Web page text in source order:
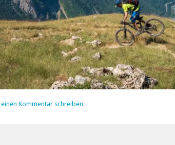
einen Kommentar schreiben.